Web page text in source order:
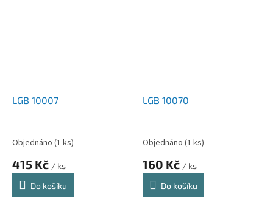
LGB 10007
Objednáno (1 ks)
415 Kč / ks
Do košíku
LGB 10070
Objednáno (1 ks)
160 Kč / ks
Do košíku